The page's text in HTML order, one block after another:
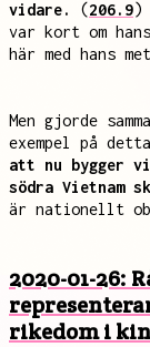
vidare. (206.9)
var kort om
här med hans
Men gjorde
exempel på
att nu bygger
södra Vietnam
är nationellt
2020-01-26:
rikedom i